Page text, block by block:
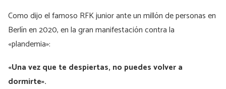
Como dijo el famoso RFK junior ante un millón de personas en
Berlín en 2020, en la gran manifestación contra la
«plandemia»:
«Una vez que te despiertas, no puedes volver a
dormirte».